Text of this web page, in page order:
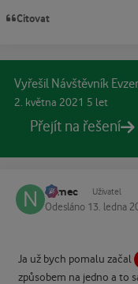
Citovat
Vyřešil Návštěvník
2. května 2021 5 let
Přejít na řešení
namec Uživatel
Odesláno 13. ledna
Ja už bych pomalu začal
způsobem na jedno a to